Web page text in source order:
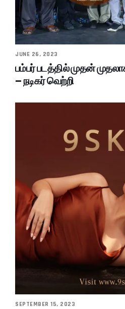
JUNE 26, 2023
பம்பர் படத்தில் முதன்
– நடிகர் வெற்றி
SEPTEMBER 15, 2023